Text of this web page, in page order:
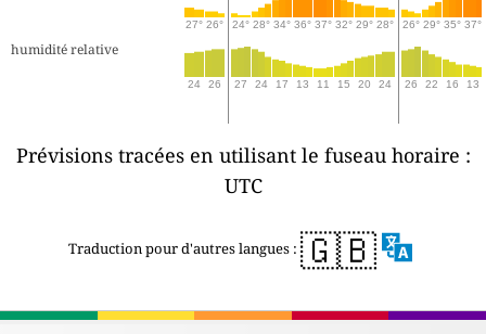
27° 26° 24° 28° 34° 36° 37° 32° 29° 28° 26° 29° 35° 37°
humidité relative
24 26 27 24 17 13 11 15 20 24 26 22 16 13
Prévisions tracées en utilisant le fuseau horaire :
UTC
Traduction pour d'autres langues : 🇬🇧